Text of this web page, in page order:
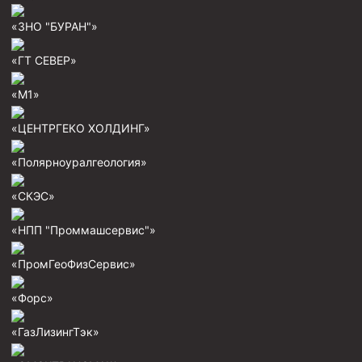
Труболовки
Шламометаллоуловитель ШМУ
заводным зубом
Фрезеры стартово-оконные
Печати свинцовые
Калибраторы расширители
«ЗНО "БУРАН"»
«ГТ СЕВЕР»
«М1»
«ЦЕНТРГЕКО ХОЛДИНГ»
«Полярноуралгеология»
«СКЭС»
«НПП "Проммашсервис"»
«ПромГеоФизСервис»
«Форс»
«ГазЛизингТэк»